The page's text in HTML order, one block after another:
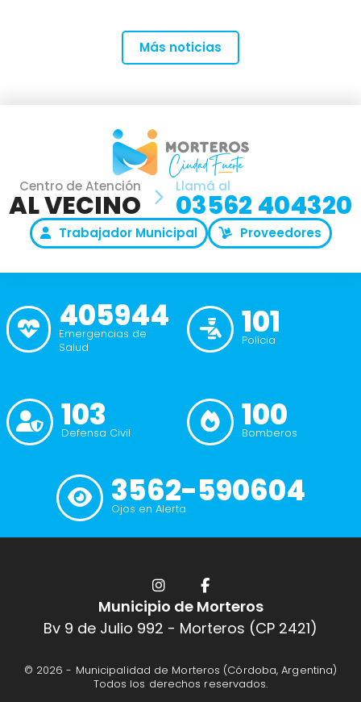
Más noticias
Centro de Atención
AL VECINO
Llamá al
03562 404320
Trabajador Municipal Proveedores
405944
Emergencias de
Salud
101
Polícia
103
Defensa Civil 100
Bomberos
3562-590604
Ojos en Alerta
Municipio de Morteros
Bv 9 de Julio 992 - Morteros (CP 2421)
© 2026 - Municipalidad de Morteros (Córdoba, Argentina)
Todos los derechos reservados.